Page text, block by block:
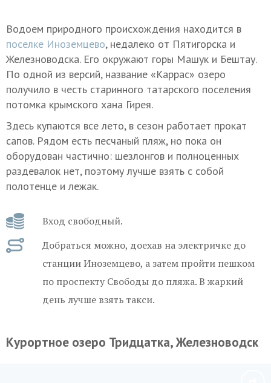
Водоем природного происхождения находится в
поселке Иноземцево, недалеко от Пятигорска и
Железноводска. Его окружают горы Машук и Бештау.
По одной из версий, название «Каррас» озеро
получило в честь старинного татарского поселения
потомка крымского хана Гирея.
Здесь купаются все лето, в сезон работает прокат
сапов. Рядом есть песчаный пляж, но пока он
оборудован частично: шезлонгов и полноценных
раздевалок нет, поэтому лучше взять с собой
полотенце и лежак.
Вход свободный.
Добраться можно, доехав на электричке до
станции Иноземцево, а затем пройти пешком
по проспекту Свободы до пляжа. В жаркий
день лучше взять такси.
Курортное озеро Тридцатка, Железноводск